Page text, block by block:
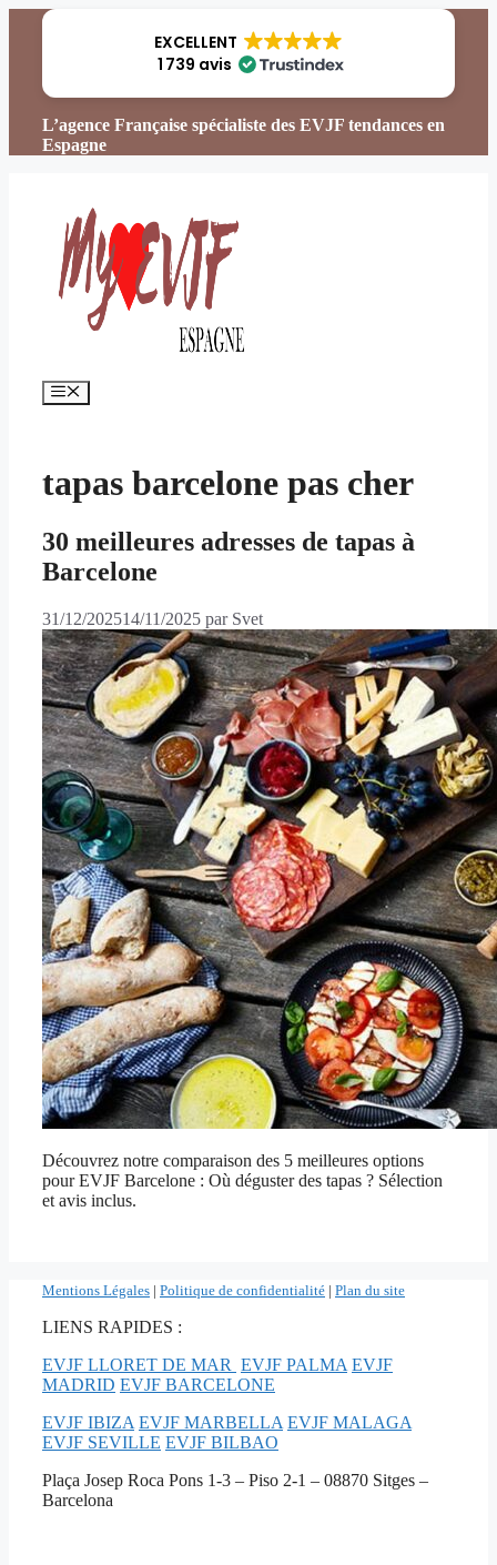
Aller
EXCELLENT
1 739 avis
L’agence Française spécialiste des EVJF tendances en
Espagne
Menu
tapas barcelone pas cher
30 meilleures adresses de tapas à
Barcelone
31/12/202514/11/2025 par Svet
Découvrez notre comparaison des 5 meilleures options
pour EVJF Barcelone : Où déguster des tapas ? Sélection
et avis inclus.
Mentions Légales | Politique de confidentialité | Plan du site
LIENS RAPIDES :
EVJF LLORET DE MAR EVJF PALMA EVJF
MADRID EVJF BARCELONE
EVJF IBIZA EVJF MARBELLA EVJF MALAGA
EVJF SEVILLE EVJF BILBAO
Plaça Josep Roca Pons 1-3 – Piso 2-1 – 08870 Sitges –
Barcelona